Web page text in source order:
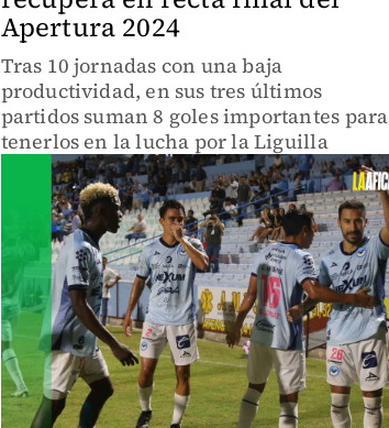
Apertura 2024
Tras 10 jornadas con una baja
productividad, en sus tres últimos
partidos suman 8 goles importantes para
tenerlos en la lucha por la Liguilla